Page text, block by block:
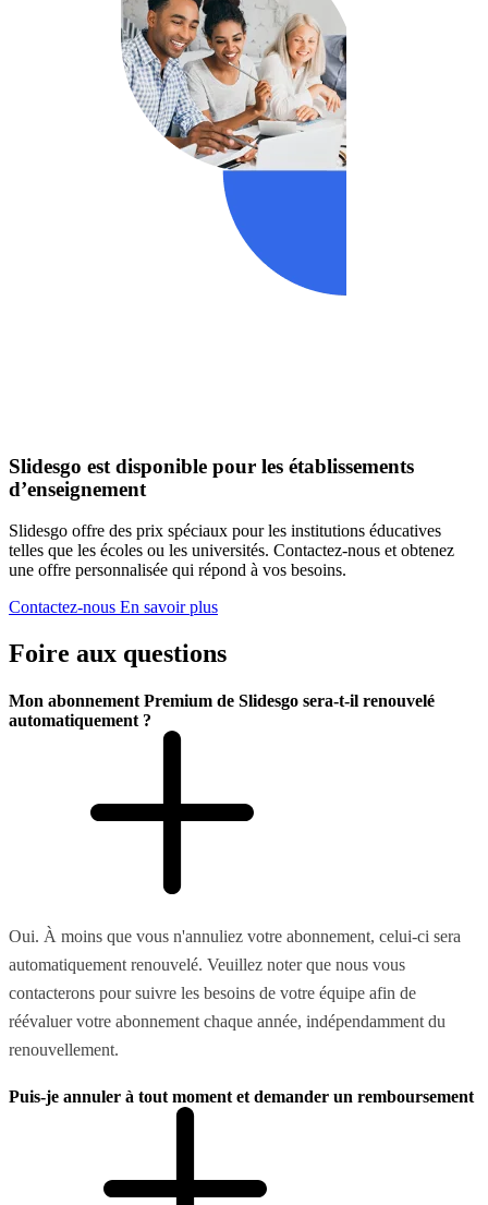
Slidesgo est disponible pour les établissements
d’enseignement
Slidesgo offre des prix spéciaux pour les institutions éducatives
telles que les écoles ou les universités. Contactez-nous et obtenez
une offre personnalisée qui répond à vos besoins.
Contactez-nous En savoir plus
Foire aux questions
Mon abonnement Premium de Slidesgo sera-t-il renouvelé
automatiquement ?
Oui. À moins que vous n'annuliez votre abonnement, celui-ci sera
automatiquement renouvelé. Veuillez noter que nous vous
contacterons pour suivre les besoins de votre équipe afin de
réévaluer votre abonnement chaque année, indépendamment du
renouvellement.
Puis-je annuler à tout moment et demander un remboursement